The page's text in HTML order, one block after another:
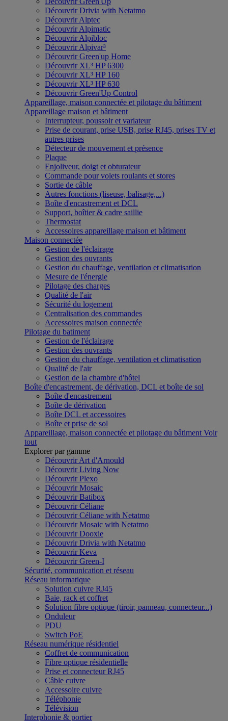
Découvrir Drivia with Netatmo
Découvrir Alptec
Découvrir Alpimatic
Découvrir Alpibloc
Découvrir Alpivar³
Découvrir Green'up Home
Découvrir XL³ HP 6300
Découvrir XL³ HP 160
Découvrir XL³ HP 630
Découvrir Green'Up Control
Appareillage, maison connectée et pilotage du bâtiment
Appareillage maison et bâtiment
Interrupteur, poussoir et variateur
Prise de courant, prise USB, prise RJ45, prises TV et
autres prises
Détecteur de mouvement et présence
Plaque
Enjoliveur, doigt et obturateur
Commande pour volets roulants et stores
Sortie de câble
Autres fonctions (liseuse, balisage,...)
Boîte d'encastrement et DCL
Support, boîtier & cadre saillie
Thermostat
Accessoires appareillage maison et bâtiment
Maison connectée
Gestion de l'éclairage
Gestion des ouvrants
Gestion du chauffage, ventilation et climatisation
Mesure de l'énergie
Pilotage des charges
Qualité de l'air
Sécurité du logement
Centralisation des commandes
Accessoires maison connectée
Pilotage du batiment
Gestion de l'éclairage
Gestion des ouvrants
Gestion du chauffage, ventilation et climatisation
Qualité de l'air
Gestion de la chambre d'hôtel
Boîte d'encastrement, de dérivation, DCL et boîte de sol
Boîte d'encastrement
Boîte de dérivation
Boîte DCL et accessoires
Boîte et prise de sol
Appareillage, maison connectée et pilotage du bâtiment Voir
tout
Explorer par gamme
Découvrir Art d'Arnould
Découvrir Living Now
Découvrir Plexo
Découvrir Mosaic
Découvrir Batibox
Découvrir Céliane
Découvrir Céliane with Netatmo
Découvrir Mosaic with Netatmo
Découvrir Dooxie
Découvrir Drivia with Netatmo
Découvrir Keva
Découvrir Green-I
Sécurité, communication et réseau
Réseau informatique
Solution cuivre RJ45
Baie, rack et coffret
Solution fibre optique (tiroir, panneau, connecteur...)
Onduleur
PDU
Switch PoE
Réseau numérique résidentiel
Coffret de communication
Fibre optique résidentielle
Prise et connecteur RJ45
Câble cuivre
Accessoire cuivre
Téléphonie
Télévision
Interphonie & portier